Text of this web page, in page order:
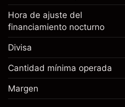
Ajuste de
nocturno
Cargos por el valor total de
posición
Margen. Tu inversión
Ajuste de
Hora de ajuste del
financiamiento nocturno
Divisa
Cantidad mínima operada
Margen